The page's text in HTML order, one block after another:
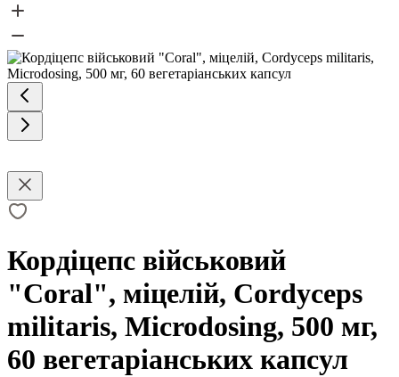
Кордіцепс військовий
"Coral", міцелій, Cordyceps
militaris, Microdosing, 500 мг,
60 вегетаріанських капсул